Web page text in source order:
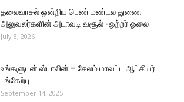
தலைவாசல் ஒன்றிய பெண் மண்டல துணை
அலுவலர்களின் அடாவடி வசூல் -ஒற்றர் ஓலை
July 8, 2026
உங்களுடன் ஸ்டாலின் – சேலம் மாவட்ட ஆட்சியர்
பங்கேற்பு
September 14, 2025